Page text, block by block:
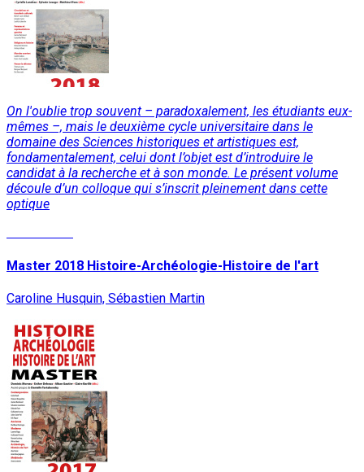
On l'oublie trop souvent – paradoxalement, les étudiants eux-
mêmes –, mais le deuxième cycle universitaire dans le
domaine des Sciences historiques et artistiques est,
fondamentalement, celui dont l’objet est d’introduire le
candidat à la recherche et à son monde. Le présent volume
découle d’un colloque qui s’inscrit pleinement dans cette
optique
Master 2018 Histoire-Archéologie-Histoire de l'art
Caroline Husquin, Sébastien Martin